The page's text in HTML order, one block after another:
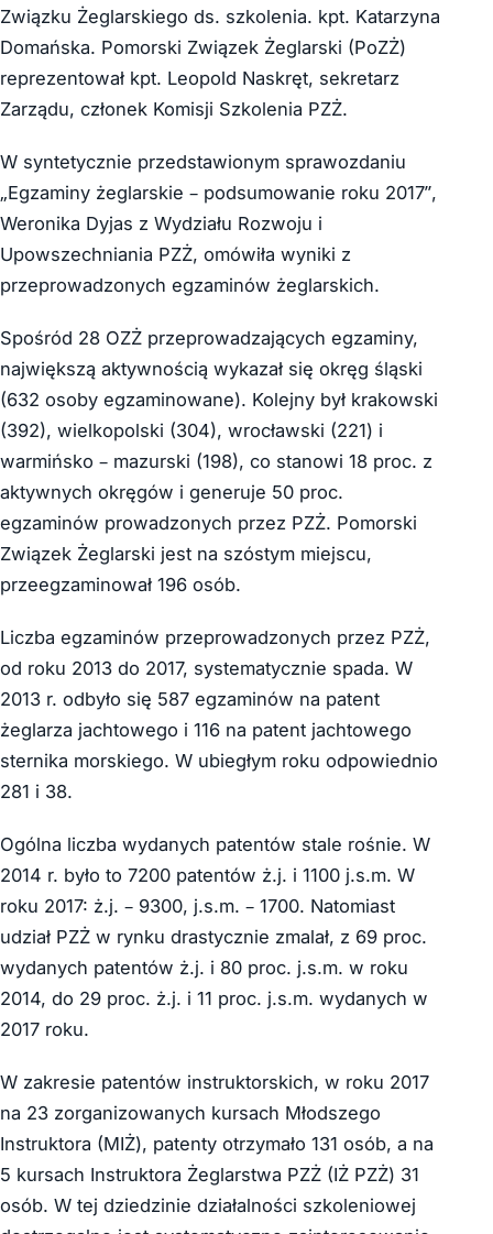
Związku Żeglarskiego ds. szkolenia. kpt. Katarzyna
Domańska. Pomorski Związek Żeglarski (PoZŻ)
reprezentował kpt. Leopold Naskręt, sekretarz
Zarządu, członek Komisji Szkolenia PZŻ.
W syntetycznie przedstawionym sprawozdaniu
„Egzaminy żeglarskie – podsumowanie roku 2017”,
Weronika Dyjas z Wydziału Rozwoju i
Upowszechniania PZŻ, omówiła wyniki z
przeprowadzonych egzaminów żeglarskich.
Spośród 28 OZŻ przeprowadzających egzaminy,
największą aktywnością wykazał się okręg śląski
(632 osoby egzaminowane). Kolejny był krakowski
(392), wielkopolski (304), wrocławski (221) i
warmińsko – mazurski (198), co stanowi 18 proc. z
aktywnych okręgów i generuje 50 proc.
egzaminów prowadzonych przez PZŻ. Pomorski
Związek Żeglarski jest na szóstym miejscu,
przeegzaminował 196 osób.
Liczba egzaminów przeprowadzonych przez PZŻ,
od roku 2013 do 2017, systematycznie spada. W
2013 r. odbyło się 587 egzaminów na patent
żeglarza jachtowego i 116 na patent jachtowego
sternika morskiego. W ubiegłym roku odpowiednio
281 i 38.
Ogólna liczba wydanych patentów stale rośnie. W
2014 r. było to 7200 patentów ż.j. i 1100 j.s.m. W
roku 2017: ż.j. – 9300, j.s.m. – 1700. Natomiast
udział PZŻ w rynku drastycznie zmalał, z 69 proc.
wydanych patentów ż.j. i 80 proc. j.s.m. w roku
2014, do 29 proc. ż.j. i 11 proc. j.s.m. wydanych w
2017 roku.
W zakresie patentów instruktorskich, w roku 2017
na 23 zorganizowanych kursach Młodszego
Instruktora (MIŻ), patenty otrzymało 131 osób, a na
5 kursach Instruktora Żeglarstwa PZŻ (IŻ PZŻ) 31
osób. W tej dziedzinie działalności szkoleniowej